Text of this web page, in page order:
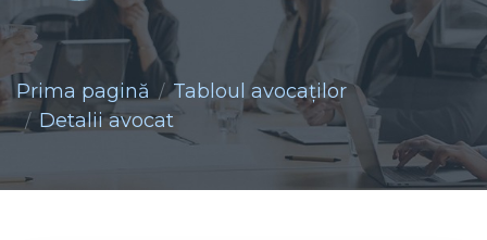
Prima pagină
Tabloul avocaţilor
Detalii avocat